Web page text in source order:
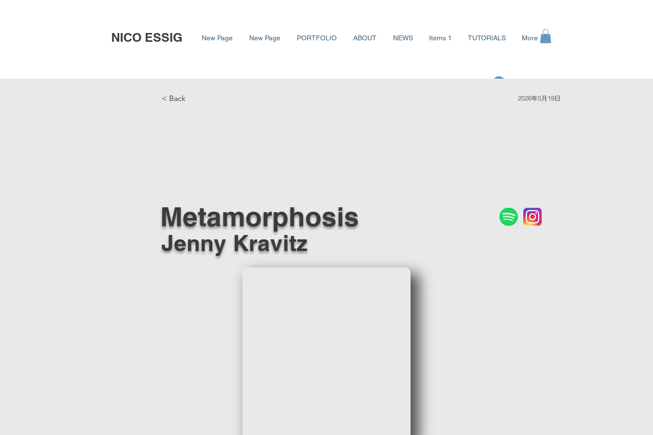
NICO ESSIG New Page New Page PORTFOLIO ABOUT NEWS Items 1 TUTORIALS More
< Back
2026年5月19日
Metamorphosis
Jenny Kravitz